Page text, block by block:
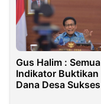
Gus Halim : Semua
Indikator Buktikan
Dana Desa Sukses